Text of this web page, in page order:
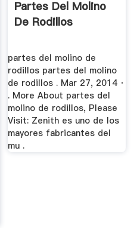
Partes Del Molino
De Rodillos
partes del molino de
rodillos partes del molino
de rodillos . Mar 27, 2014 ·
. More About partes del
molino de rodillos, Please
Visit: Zenith es uno de los
mayores fabricantes del
mu .